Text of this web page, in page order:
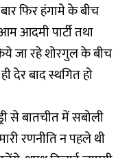
फिर हंगामे के बीच
आदमी पार्टी तथा
जा रहे शोरगुल के बीच
देर बाद स्थगित हो
से बातचीत में सबोली
रणनीति न पहले थी